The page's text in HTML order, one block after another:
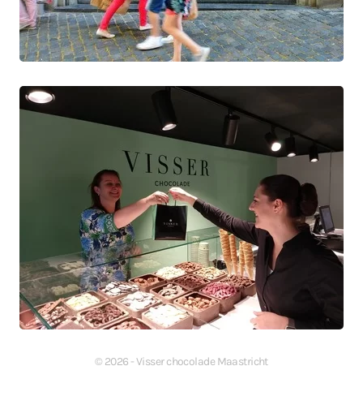
© 2026 - Visser chocolade Maastricht